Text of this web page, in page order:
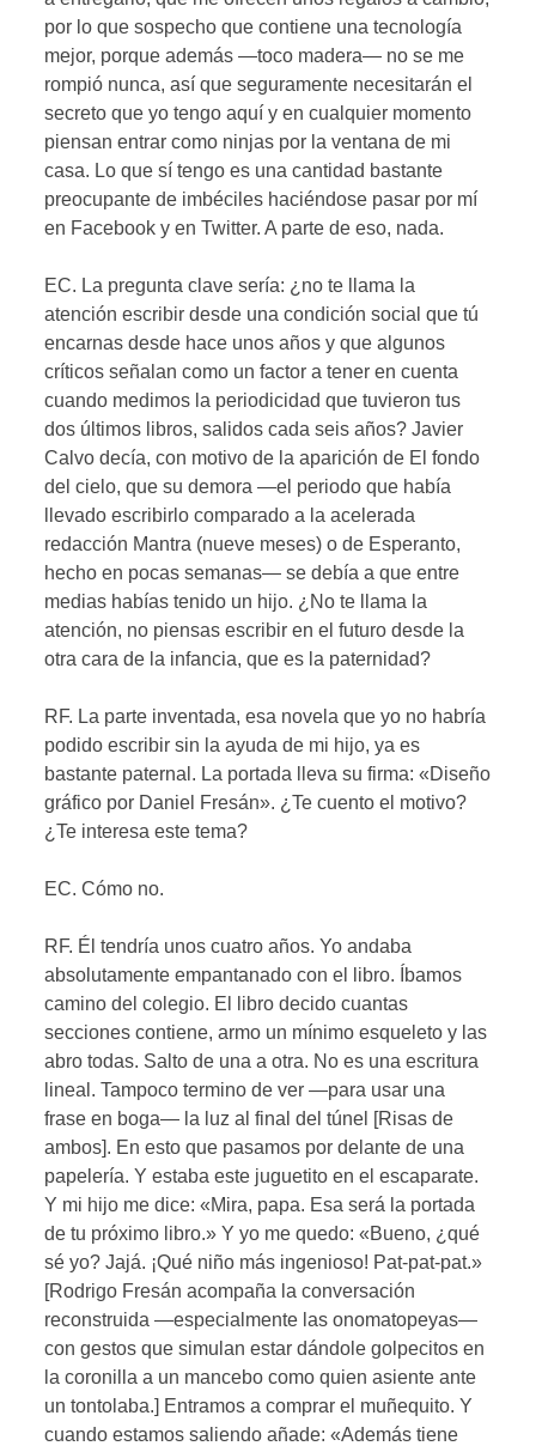
por lo que sospecho que contiene una tecnología
mejor, porque además —toco madera— no se me
rompió nunca, así que seguramente necesitarán el
secreto que yo tengo aquí y en cualquier momento
piensan entrar como ninjas por la ventana de mi
casa. Lo que sí tengo es una cantidad bastante
preocupante de imbéciles haciéndose pasar por mí
en Facebook y en Twitter. A parte de eso, nada.
EC. La pregunta clave sería: ¿no te llama la
atención escribir desde una condición social que tú
encarnas desde hace unos años y que algunos
críticos señalan como un factor a tener en cuenta
cuando medimos la periodicidad que tuvieron tus
dos últimos libros, salidos cada seis años? Javier
Calvo decía, con motivo de la aparición de El fondo
del cielo, que su demora —el periodo que había
llevado escribirlo comparado a la acelerada
redacción Mantra (nueve meses) o de Esperanto,
hecho en pocas semanas— se debía a que entre
medias habías tenido un hijo. ¿No te llama la
atención, no piensas escribir en el futuro desde la
otra cara de la infancia, que es la paternidad?
RF. La parte inventada, esa novela que yo no habría
podido escribir sin la ayuda de mi hijo, ya es
bastante paternal. La portada lleva su firma: «Diseño
gráfico por Daniel Fresán». ¿Te cuento el motivo?
¿Te interesa este tema?
EC. Cómo no.
RF. Él tendría unos cuatro años. Yo andaba
absolutamente empantanado con el libro. Íbamos
camino del colegio. El libro decido cuantas
secciones contiene, armo un mínimo esqueleto y las
abro todas. Salto de una a otra. No es una escritura
lineal. Tampoco termino de ver —para usar una
frase en boga— la luz al final del túnel [Risas de
ambos]. En esto que pasamos por delante de una
papelería. Y estaba este juguetito en el escaparate.
Y mi hijo me dice: «Mira, papa. Esa será la portada
de tu próximo libro.» Y yo me quedo: «Bueno, ¿qué
sé yo? Jajá. ¡Qué niño más ingenioso! Pat-pat-pat.»
[Rodrigo Fresán acompaña la conversación
reconstruida —especialmente las onomatopeyas—
con gestos que simulan estar dándole golpecitos en
la coronilla a un mancebo como quien asiente ante
un tontolaba.] Entramos a comprar el muñequito. Y
cuando estamos saliendo añade: «Además tiene